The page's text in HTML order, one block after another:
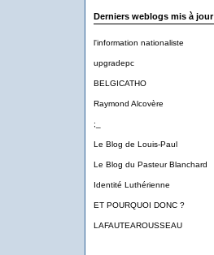
Derniers weblogs mis à jour
l'information nationaliste
upgradepc
BELGICATHO
Raymond Alcovère
;_
Le Blog de Louis-Paul
Le Blog du Pasteur Blanchard
Identité Luthérienne
ET POURQUOI DONC ?
LAFAUTEAROUSSEAU